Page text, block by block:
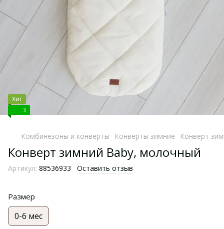
Хит
3
Комбинезоны и конверты Конверты зимние Конверт
Конверт зимний Baby, молочный
Артикул: 88536933 Оставить отзыв
Размер
0-6 мес